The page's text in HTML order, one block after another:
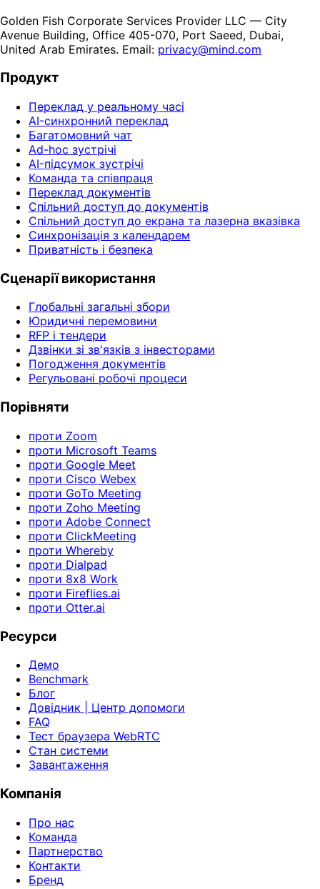
Golden Fish Corporate Services Provider LLC — City
Avenue Building, Office 405-070, Port Saeed, Dubai,
United Arab Emirates. Email: privacy@mind.com
Продукт
Переклад у реальному часі
AI-синхронний переклад
Багатомовний чат
Ad-hoc зустрічі
AI-підсумок зустрічі
Команда та співпраця
Переклад документів
Спільний доступ до документів
Спільний доступ до екрана та лазерна вказівка
Синхронізація з календарем
Приватність і безпека
Сценарії використання
Глобальні загальні збори
Юридичні перемовини
RFP і тендери
Дзвінки зі зв'язків з інвесторами
Погодження документів
Регульовані робочі процеси
Порівняти
проти Zoom
проти Microsoft Teams
проти Google Meet
проти Cisco Webex
проти GoTo Meeting
проти Zoho Meeting
проти Adobe Connect
проти ClickMeeting
проти Whereby
проти Dialpad
проти 8x8 Work
проти Fireflies.ai
проти Otter.ai
Ресурси
Демо
Benchmark
Блог
Довідник | Центр допомоги
FAQ
Тест браузера WebRTC
Стан системи
Завантаження
Компанія
Про нас
Команда
Партнерство
Контакти
Бренд